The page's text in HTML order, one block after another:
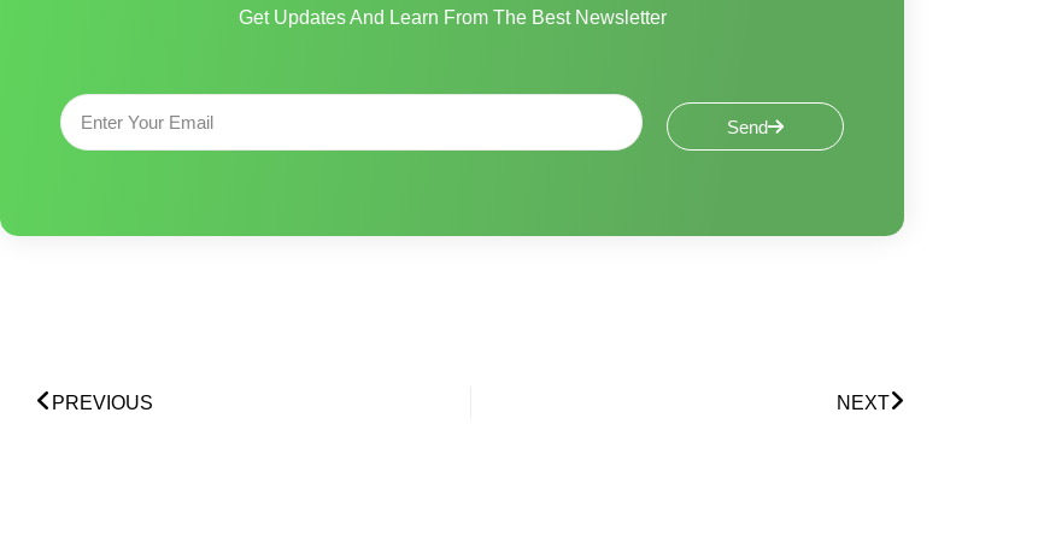
Get Updates And Learn From The Best Newsletter
Email
Send
PREVIOUS NEXT